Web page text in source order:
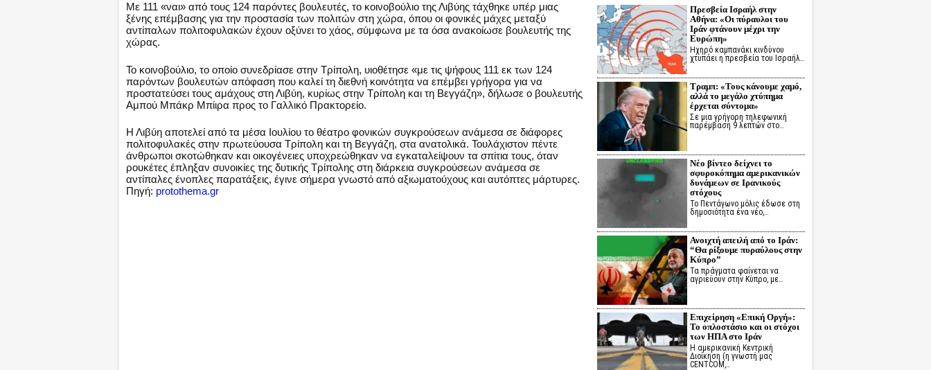
Με 111 «ναι» από τους 124 παρόντες βουλευτές, το κοινοβούλιο της Λιβύης τάχθηκε υπέρ μιας
ξένης επέμβασης για την προστασία των πολιτών στη χώρα, όπου οι φονικές μάχες μεταξύ
αντίπαλων πολιτοφυλακών έχουν οξύνει το χάος, σύμφωνα με τα όσα ανακοίωσε βουλευτής της
χώρας.
Το κοινοβούλιο, το οποίο συνεδρίασε στην Τρίπολη, υιοθέτησε «με τις ψήφους 111 εκ των 124
παρόντων βουλευτών απόφαση που καλεί τη διεθνή κοινότητα να επέμβει γρήγορα για να
προστατεύσει τους αμάχους στη Λιβύη, κυρίως στην Τρίπολη και τη Βεγγάζη», δήλωσε ο βουλευτής
Αμπού Μπάκρ Μπίιρα προς το Γαλλικό Πρακτορείο.
Η Λιβύη αποτελεί από τα μέσα Ιουλίου το θέατρο φονικών συγκρούσεων ανάμεσα σε διάφορες
πολιτοφυλακές στην πρωτεύουσα Τρίπολη και τη Βεγγάζη, στα ανατολικά. Τουλάχιστον πέντε
άνθρωποι σκοτώθηκαν και οικογένειες υποχρεώθηκαν να εγκαταλείψουν τα σπίτια τους, όταν
ρουκέτες έπληξαν συνοικίες της δυτικής Τρίπολης στη διάρκεια συγκρούσεων ανάμεσα σε
αντίπαλες ένοπλες παρατάξεις, έγινε σήμερα γνωστό από αξιωματούχους και αυτόπτες μάρτυρες.
Πηγή: protothema.gr
Πρεσβεία Ισραήλ στην
Αθήνα: «Οι πύραυλοι του
Ιράν φτάνουν μέχρι την
Ευρώπη»
Ηχηρό καμπανάκι κινδύνου
χτυπάει η πρεσβεία του Ισραήλ…
Τραμπ: «Τους κάνουμε χαμό,
αλλά το μεγάλο χτύπημα
έρχεται σύντομα»
Σε μια γρήγορη τηλεφωνική
παρέμβαση 9 λεπτών στο…
Νέο βίντεο δείχνει το
σφυροκόπημα αμερικανικών
δυνάμεων σε Ιρανικούς
στόχους
Το Πεντάγωνο μόλις έδωσε στη
δημοσιότητα ένα νέο,…
Ανοιχτή απειλή από το Ιράν:
“Θα ρίξουμε πυραύλους στην
Κύπρο”
Τα πράγματα φαίνεται να
αγριεύουν στην Κύπρο, με…
Επιχείρηση «Επική Οργή»:
Το οπλοστάσιο και οι στόχοι
των ΗΠΑ στο Ιράν
Η αμερικανική Κεντρική
Διοίκηση (η γνωστή μας
CENTCOM,…